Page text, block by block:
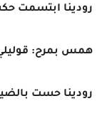
رودينا ابتسمت
همس بمرح: قوليلي
رودينا حست